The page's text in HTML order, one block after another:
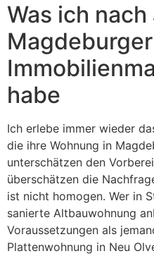
Was ich
Magdeburger
habe
Ich erlebe immer wieder
die ihre Wohnung in
unterschätzen den
überschätzen die
ist nicht homogen. Wer in
sanierte Altbauwohnung
Voraussetzungen als
Plattenwohnung in Neu